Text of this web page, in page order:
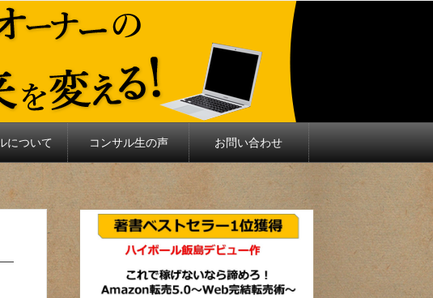
について コンサル生の声 お問い合わせ